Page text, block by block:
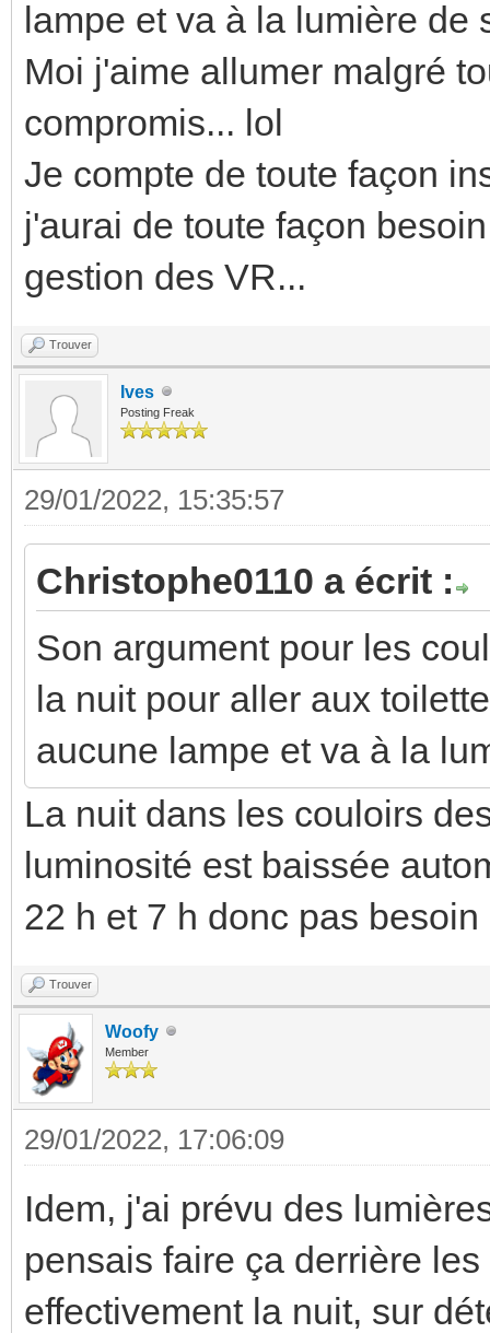
lampe et va à la lumière de
Moi j'aime allumer malgré
compromis... lol
Je compte de toute façon
j'aurai de toute façon
gestion des VR...
Trouver
Ives
Posting Freak
29/01/2022, 15:35:57
Christophe0110 a écrit :
Son argument pour les
la nuit pour aller aux
aucune lampe et va à la
La nuit dans les couloirs
luminosité est baissée
22 h et 7 h donc pas
Trouver
Woofy
Member
29/01/2022, 17:06:09
Idem, j'ai prévu des
pensais faire ça derrière
effectivement la nuit, sur